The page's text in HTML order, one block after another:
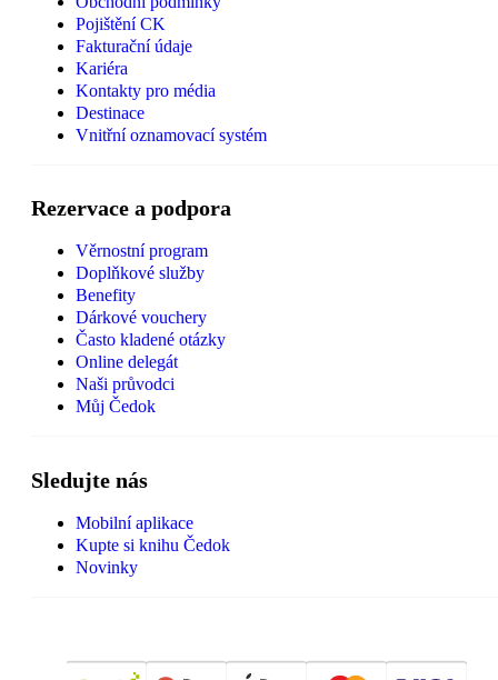
Pojištění CK
Fakturační údaje
Kariéra
Kontakty pro média
Destinace
Vnitřní oznamovací systém
Rezervace a podpora
Věrnostní program
Doplňkové služby
Benefity
Dárkové vouchery
Často kladené otázky
Online delegát
Naši průvodci
Můj Čedok
Sledujte nás
Mobilní aplikace
Kupte si knihu Čedok
Novinky